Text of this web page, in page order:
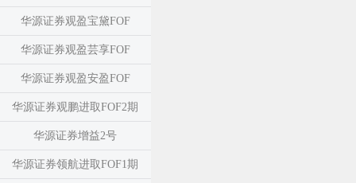
华源证券观盈宝黛FOF
华源证券观盈芸享FOF
华源证券观盈安盈FOF
华源证券观鹏进取FOF2期
华源证券增益2号
华源证券领航进取FOF1期